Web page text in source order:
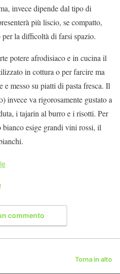
invece dipende dal tipo di
più liscio, se compatto,
la difficoltà di farsi spazio.
potere afrodisiaco e in cucina il
in cottura o per farcire ma
e messo su piatti di pasta fresca. Il
invece va rigorosamente gustato a
i tajarin al burro e i risotti. Per
esige grandi vini rossi, il
commento
Torna in alto